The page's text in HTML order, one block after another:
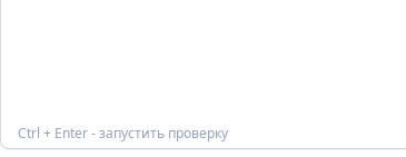
Ctrl + Enter - запустить проверку